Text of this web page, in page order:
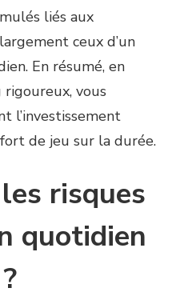
liés aux
ceux d’un
En résumé, en
vous
l’investissement
de jeu sur la durée.
risques
quotidien